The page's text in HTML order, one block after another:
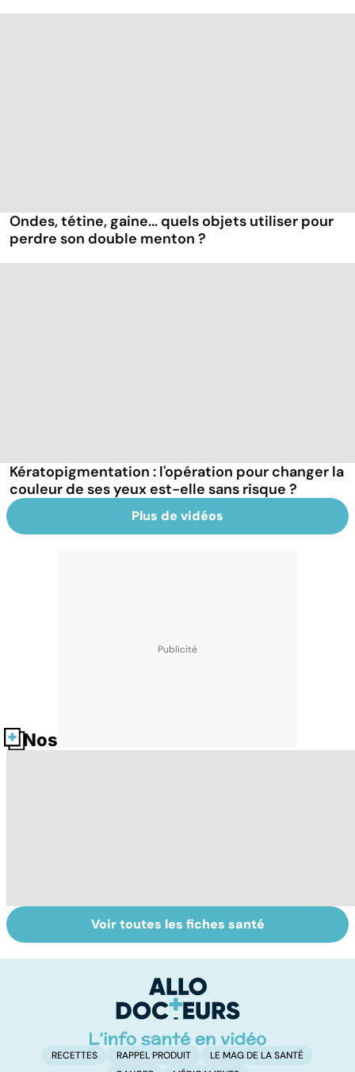
Ondes, tétine, gaine... quels objets utiliser pour
perdre son double menton ?
Kératopigmentation : l'opération pour changer la
couleur de ses yeux est-elle sans risque ?
Plus de vidéos
Nos fiches santé
Tout savoir sur
nos excréments
Acidité, brûlures,
crampes... quand
mal
Voir toutes les fiches santé
RECETTES RAPPEL PRODUIT
LE MAG DE LA SANTÉ